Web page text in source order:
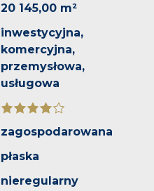
20 145,00 m²
inwestycyjna,
komercyjna,
przemysłowa,
usługowa
zagospodarowana
płaska
nieregularny